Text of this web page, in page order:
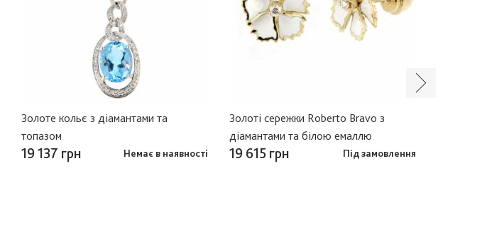
Золоте кольє з діамантами та
топазом
19 137 грн Немає в наявності
Золоті сережки Roberto Bravo з
діамантами та білою емаллю
19 615 грн Під замовлення